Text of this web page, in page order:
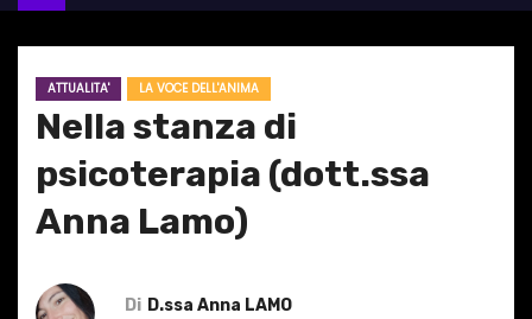
ATTUALITA' LA VOCE DELL'ANIMA
Nella stanza di
psicoterapia (dott.ssa
Anna Lamo)
Di D.ssa Anna LAMO